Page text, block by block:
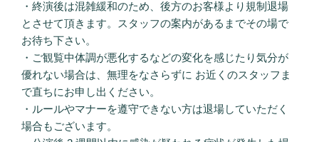
・終演後は混雑緩和のため、後方のお客様より規制退場
とさせて頂きます。スタッフの案内があるまでその場で
お待ち下さい。
・ご観覧中体調が悪化するなどの変化を感じたり気分が
優れない場合は、無理をなさらずに お近くのスタッフま
で直ちにお申し出ください。
・ルールやマナーを遵守できない方は退場していただく
場合もございます。